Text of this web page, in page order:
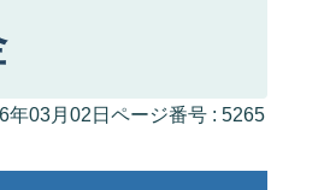
年03月02日 ページ番号 : 5265